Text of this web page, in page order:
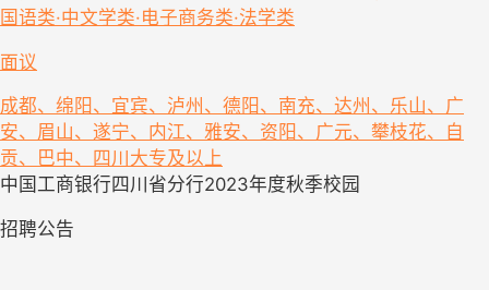
国语类·中文学类·电子商务类·法学类
面议
成都、绵阳、宜宾、泸州、德阳、南充、达州、乐山、广
安、眉山、遂宁、内江、雅安、资阳、广元、攀枝花、自
贡、巴中、四川 大专及以上
中国工商银行四川省分行2023年度秋季校园
招聘公告